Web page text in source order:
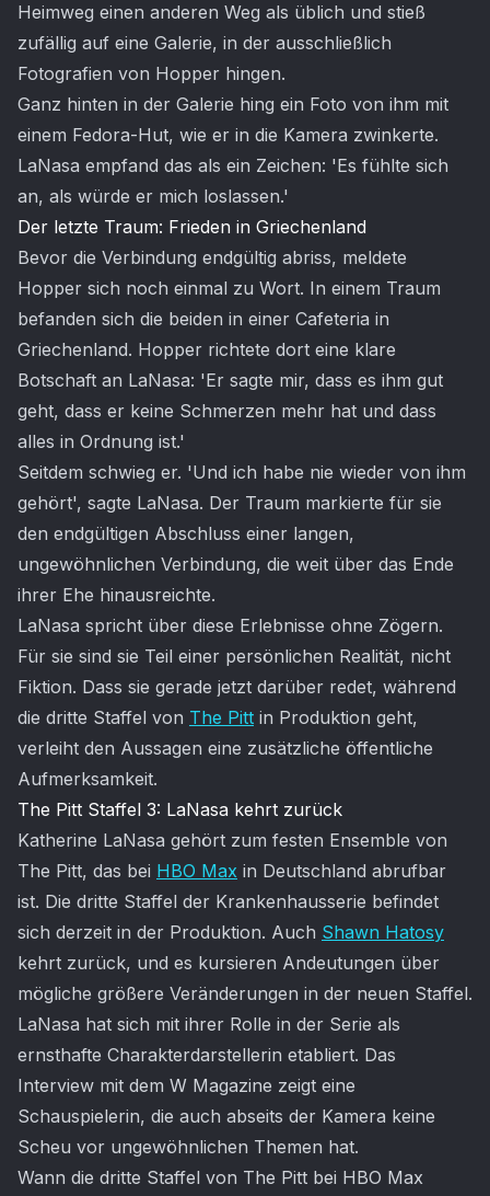
Heimweg einen anderen Weg als üblich und stieß
zufällig auf eine Galerie, in der ausschließlich
Fotografien von Hopper hingen.
Ganz hinten in der Galerie hing ein Foto von ihm mit
einem Fedora-Hut, wie er in die Kamera zwinkerte.
LaNasa empfand das als ein Zeichen: 'Es fühlte sich
an, als würde er mich loslassen.'
Der letzte Traum: Frieden in Griechenland
Bevor die Verbindung endgültig abriss, meldete
Hopper sich noch einmal zu Wort. In einem Traum
befanden sich die beiden in einer Cafeteria in
Griechenland. Hopper richtete dort eine klare
Botschaft an LaNasa: 'Er sagte mir, dass es ihm gut
geht, dass er keine Schmerzen mehr hat und dass
alles in Ordnung ist.'
Seitdem schwieg er. 'Und ich habe nie wieder von ihm
gehört', sagte LaNasa. Der Traum markierte für sie
den endgültigen Abschluss einer langen,
ungewöhnlichen Verbindung, die weit über das Ende
ihrer Ehe hinausreichte.
LaNasa spricht über diese Erlebnisse ohne Zögern.
Für sie sind sie Teil einer persönlichen Realität, nicht
Fiktion. Dass sie gerade jetzt darüber redet, während
die dritte Staffel von The Pitt in Produktion geht,
verleiht den Aussagen eine zusätzliche öffentliche
Aufmerksamkeit.
The Pitt Staffel 3: LaNasa kehrt zurück
Katherine LaNasa gehört zum festen Ensemble von
The Pitt, das bei HBO Max in Deutschland abrufbar
ist. Die dritte Staffel der Krankenhausserie befindet
sich derzeit in der Produktion. Auch Shawn Hatosy
kehrt zurück, und es kursieren Andeutungen über
mögliche größere Veränderungen in der neuen Staffel.
LaNasa hat sich mit ihrer Rolle in der Serie als
ernsthafte Charakterdarstellerin etabliert. Das
Interview mit dem W Magazine zeigt eine
Schauspielerin, die auch abseits der Kamera keine
Scheu vor ungewöhnlichen Themen hat.
Wann die dritte Staffel von The Pitt bei HBO Max